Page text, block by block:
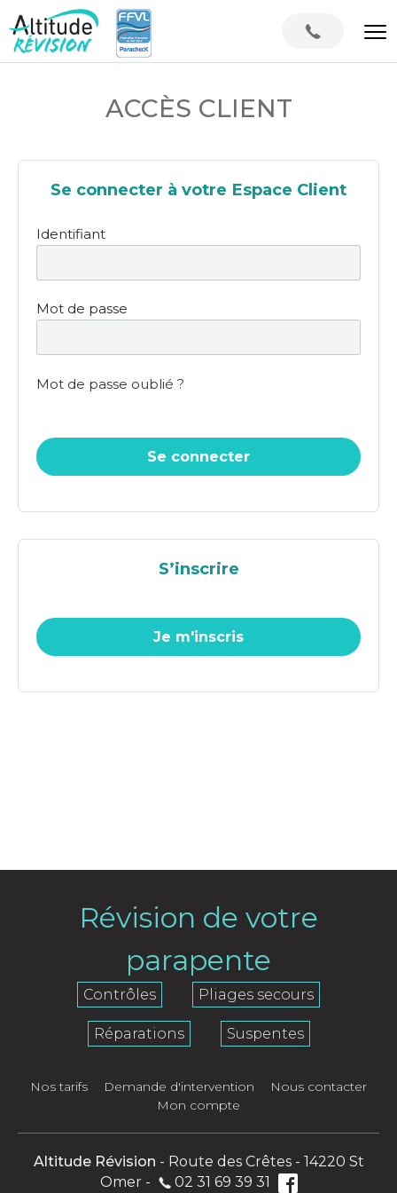
ACCÈS CLIENT
S’inscrire
Se connecter à votre Espace Client
Identifiant
Mot de passe
Mot de passe oublié ?
Révision de votre
parapente
Contrôles Pliages secours
Réparations Suspentes
Nos tarifs Demande d'intervention
Nous contacter
Mon compte
Altitude Révision - Route des Crêtes - 14220 St
Omer -
02 31 69 39 31